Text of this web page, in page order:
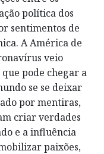
política dos
sentimentos de
A América de
veio
pode chegar a
se se deixar
por mentiras,
criar verdades
e a influência
paixões,